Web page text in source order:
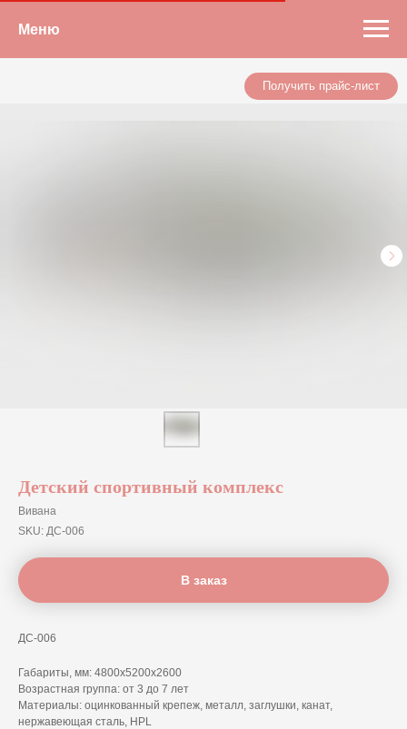
Меню
Получить прайс-лист
Детский спортивный комплекс
Вивана
SKU: ДС-006
В заказ
ДС-006
Габариты, мм: 4800х5200х2600
Возрастная группа: от 3 до 7 лет
Материалы: оцинкованный крепеж, металл, заглушки, канат,
нержавеющая сталь, HPL